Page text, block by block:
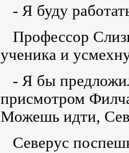
- Я буду
Профессор
ученика и
- Я бы
присмотром
Можешь идти,
Северус